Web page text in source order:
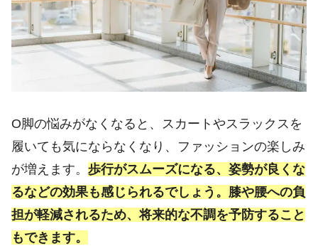
O脚の悩みがなくなると、スカートやスラックスを
履いても気にならなくなり、ファッションの楽しみ
が増えます。 歩行がスムーズになる、姿勢が良くな
るなどの効果も感じられるでしょう。膝や腰への負
担が軽減されるため、将来的な不調を予防すること
もできます。